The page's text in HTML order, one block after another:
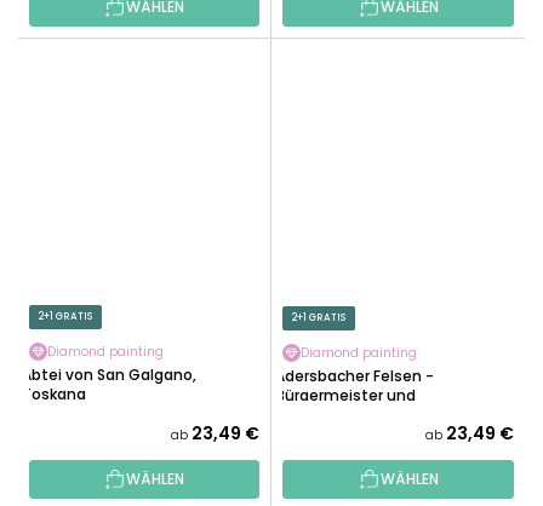
WÄHLEN WÄHLEN
2+1 GRATIS
Diamond painting
Abtei von San Galgano,
Toskana
ab 23,49 €
WÄHLEN
2+1 GRATIS
Diamond painting
Adersbacher Felsen -
Bürgermeister und
ab 23,49 €
WÄHLEN